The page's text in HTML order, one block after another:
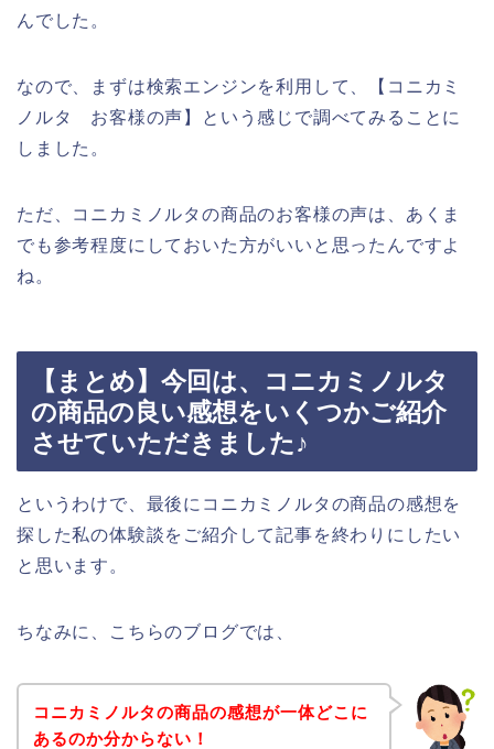
んでした。
なので、まずは検索エンジンを利用して、【コニカミ
ノルタ お客様の声】という感じで調べてみることに
しました。
ただ、コニカミノルタの商品のお客様の声は、あくま
でも参考程度にしておいた方がいいと思ったんですよ
ね。
【まとめ】今回は、コニカミノルタ
の商品の良い感想をいくつかご紹介
させていただきました♪
というわけで、最後にコニカミノルタの商品の感想を
探した私の体験談をご紹介して記事を終わりにしたい
と思います。
ちなみに、こちらのブログでは、
コニカミノルタの商品の感想が一体どこに
あるのか分からない！